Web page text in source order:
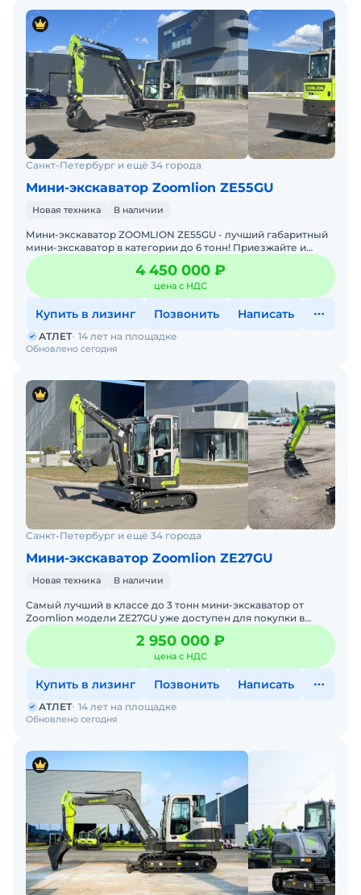
Санкт-Петербург и ещё 34 города
Мини-экскаватор Zoomlion ZE55GU
Новая техника В наличии
Мини-экскаватор ZOOMLION ZE55GU - лучший габаритный
мини-экскаватор в категории до 6 тонн! Приезжайте и
пробуйте!Машина 2026 года выпуска с гарантией.
Просторн
4 450 000 ₽
цена с НДС
Купить в лизинг Позвонить Написать
Обновлено сегодня
АТЛЕТ 14 лет на площадке
Санкт-Петербург и ещё 34 города
Мини-экскаватор Zoomlion ZE27GU
Новая техника В наличии
Самый лучший в классе до 3 тонн мини-экскаватор от
Zoomlion модели ZE27GU уже доступен для покупки в
России! Новейшая модель! Самая просторная кабина плюс
самая
2 950 000 ₽
цена с НДС
Купить в лизинг Позвонить Написать
Обновлено сегодня
АТЛЕТ 14 лет на площадке